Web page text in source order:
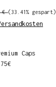
€(33.41% gespart)
Caps